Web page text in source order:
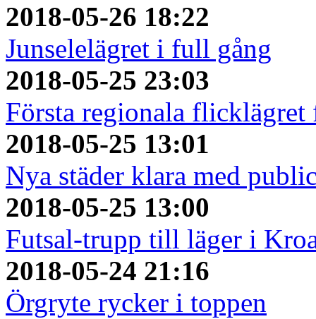
2018-05-26 18:22
Junselelägret i full gång
2018-05-25 23:03
Första regionala
2018-05-25 13:01
Nya städer klara med
2018-05-25 13:00
Futsal-trupp till läger i
2018-05-24 21:16
Örgryte rycker i toppen